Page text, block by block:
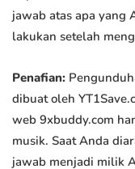
jawab atas apa yang
lakukan setelah
Penafian:
dibuat oleh
web 9xbuddy.com
musik. Saat Anda
jawab menjadi milik